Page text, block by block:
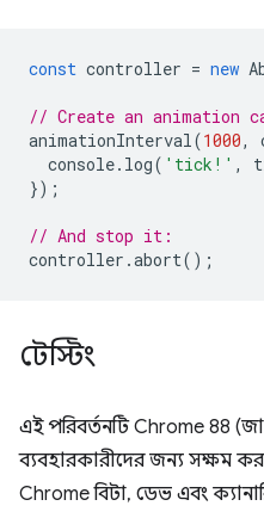
const controller = new
// Create an animation
animationInterval(1000,
console. log( 'tick!' ,
});
// And stop it:
controller .abort();
টেস্টিং
এই পরিবর্তনটি Chrome 88
ব্যবহারকারীদের জন্য সক্ষম
Chrome বিটা, ডেভ এবং